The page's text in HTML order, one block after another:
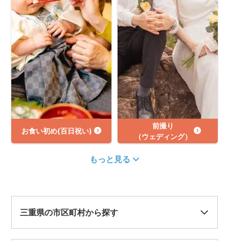
お食い初め(百日祝い)
前撮り
（ウェディング）
もっと見る
三重県の市区町村から探す